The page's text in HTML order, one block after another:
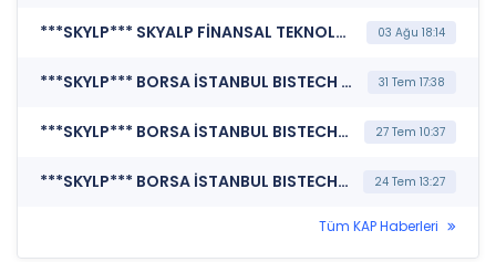
***SKYLP*** SKYALP FİNANSAL TEKNOLOJİLER VE DANIŞMANLIK A.Ş. (Özel Durum Açıklaması (Genel)) 03 Ağu 18:14
***SKYLP*** BORSA İSTANBUL BISTECH DEVRE KESİCİ UYGULAMASI (Pay Bazında Devre Kesici Bildirimi) 31 Tem 17:38
***SKYLP*** BORSA İSTANBUL BISTECH DEVRE KESİCİ UYGULAMASI (Pay Bazında Devre Kesici Bildirimi) 27 Tem 10:37
***SKYLP*** BORSA İSTANBUL BISTECH DEVRE KESİCİ UYGULAMASI (Pay Bazında Devre Kesici Bildirimi) 24 Tem 13:27
Tüm KAP Haberleri